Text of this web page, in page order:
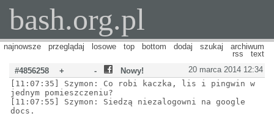
bash.org.pl
najnowsze przeglądaj losowe top bottom dodaj szukaj
archiwum
rss
text
20 marca 2014 12:34
#4856258 + -
Nowy!
[11:07:35] Szymon: Co robi kaczka, lis i pingwin w
jednym pomieszczeniu?
[11:07:55] Szymon: Siedzą niezalogowni na google
docs.